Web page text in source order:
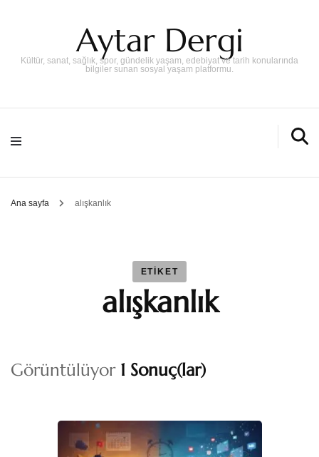
Aytar Dergi
Kültür, sanat, sağlık, spor, gündelik yaşam, edebiyat ve tarih konularında
bilgiler sunan sosyal yaşam platformu.
Ana sayfa alışkanlık
ETIKET
alışkanlık
Görüntülüyor 1 Sonuç(lar)